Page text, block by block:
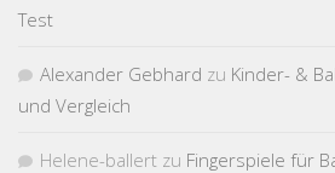
Test
Alexander Gebhard zu Kinder- &
und Vergleich
Helene-ballert zu Fingerspiele für